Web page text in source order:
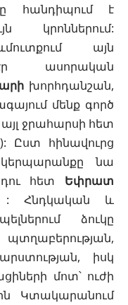
հանդիպում է
կրոններում:
այն
ասորական
խորհդանշան,
մենք գործ
այլ ջրահարսի հետ
Ըստ հինավուրց
նա
հետ Եփրատ
: Հնդկական և
ձուկը
իսկ
մոտ՝ ուժի
Կտակարանում